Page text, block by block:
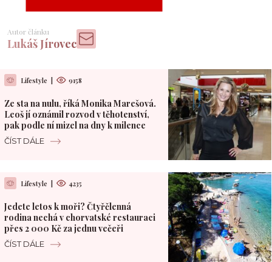
Autor článku
Lukáš Jírovec
Lifestyle 9158
Ze sta na nulu, říká Monika Marešová.
Leoš jí oznámil rozvod v těhotenství,
pak podle ní mizel na dny k milence
ČÍST DÁLE
Lifestyle 4235
Jedete letos k moři? Čtyřčlenná
rodina nechá v chorvatské restauraci
přes 2 000 Kč za jednu večeři
ČÍST DÁLE